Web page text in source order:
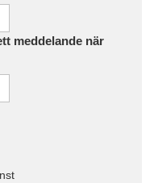
meddelande när